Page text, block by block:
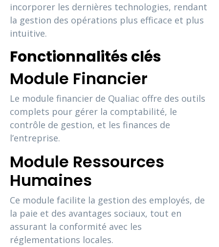
incorporer les dernières technologies, rendant
la gestion des opérations plus efficace et plus
intuitive.
Fonctionnalités clés
Module Financier
Le module financier de Qualiac offre des outils
complets pour gérer la comptabilité, le
contrôle de gestion, et les finances de
l’entreprise.
Module Ressources
Humaines
Ce module facilite la gestion des employés, de
la paie et des avantages sociaux, tout en
assurant la conformité avec les
réglementations locales.